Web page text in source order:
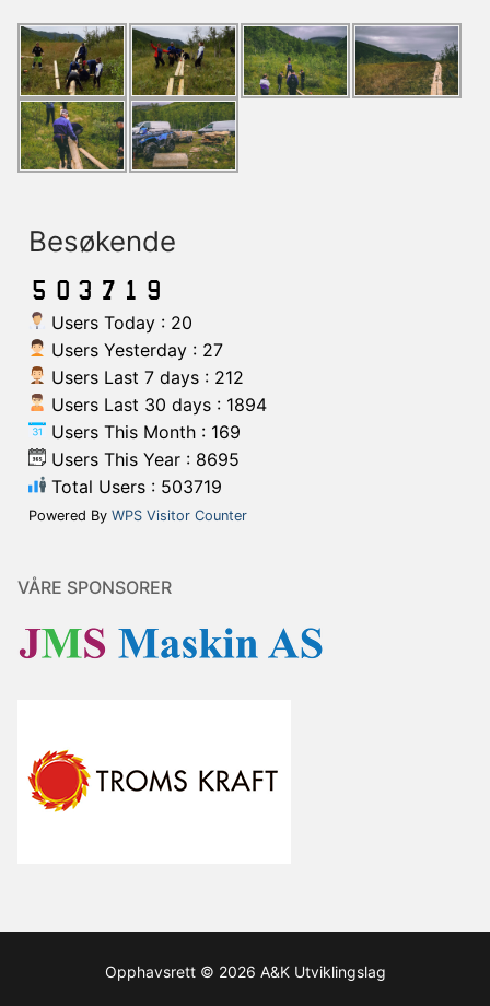
Besøkende
Users Today : 20
Users Yesterday : 27
Users Last 7 days : 212
Users Last 30 days : 1894
Users This Month : 169
Users This Year : 8695
Total Users : 503719
Powered By WPS Visitor Counter
VÅRE SPONSORER
Opphavsrett © 2026 A&K Utviklingslag